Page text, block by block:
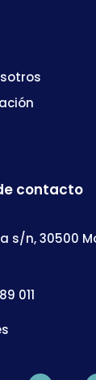
contacto
s/n, 30500
011